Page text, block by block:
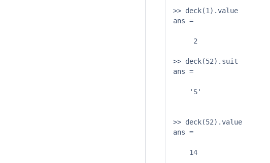
>> deck(1).value
ans =
     2
>> deck(52).suit
ans =
    'S'
>> deck(52).value
ans =
    14